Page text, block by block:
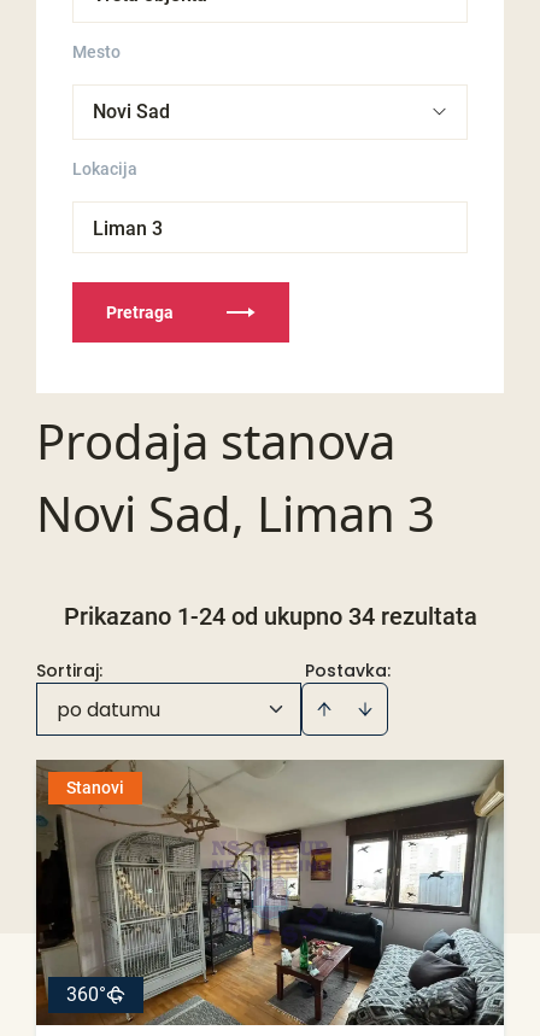
Mesto
Lokacija
Liman 3
Pretraga
Prodaja stanova
Novi Sad, Liman 3
Prikazano 1-24 od ukupno 34 rezultata
Postavka:
Sortiraj:
po datumu
Stanovi
360°